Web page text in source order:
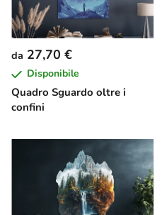
Quadro Sguardo oltre i
confini
da 27,70 €
Disponibile